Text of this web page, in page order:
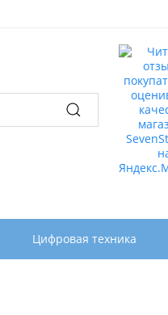
Цифровая техника